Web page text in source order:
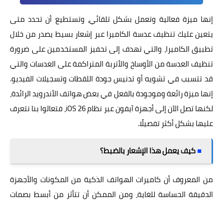
إنها ميزة فعالية وتعمل بشكل تلقائي، وتستطيع أن تحدد متى
يتعين عليك تنظيف عدسة الكاميرا عبر إشعار بسيط يصدر من خلال
تطبيق الكاميرا، والتي تهدف إلى تحفيز المستخدمين على ضرورة
تنظيف العدسة من الأوساخ والأتربة المتراكمة على العدسات والتي
قد تتسبب في تشويه أو تدنيس جودة اللقطات وتسجيلات الفيديو.
إنها ميزة رائعة وموجودة بالفعل في بعض هواتف الأندرويد الرائدة،
لكنها تصل الآن إلى أجهزة آيفون عبر نظام iOS 26، فتعالوا بنا نتعرف
عليها بشكل أكثر تفصيلًا.
■كيف يعمل هذا الإشعار بالضبط؟
من المعروف أن كاميرات الهواتف الذكية من المكونات والأجهزة
الدقيقة الحساسة للغاية، ومن الممكن أن تتأثر من أبسط بصمات